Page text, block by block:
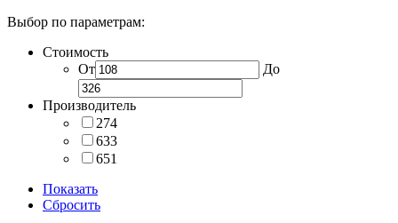
Выбор по параметрам:
Стоимость
От
До
Производитель
274
633
651
Показать
Сбросить